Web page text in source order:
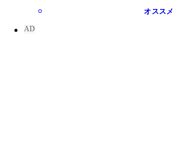
オススメ